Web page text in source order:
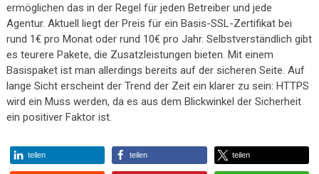
ermöglichen das in der Regel für jeden Betreiber und jede
Agentur. Aktuell liegt der Preis für ein Basis-SSL-Zertifikat bei
rund 1€ pro Monat oder rund 10€ pro Jahr. Selbstverständlich gibt
es teurere Pakete, die Zusatzleistungen bieten. Mit einem
Basispaket ist man allerdings bereits auf der sicheren Seite. Auf
lange Sicht erscheint der Trend der Zeit ein klarer zu sein: HTTPS
wird ein Muss werden, da es aus dem Blickwinkel der Sicherheit
ein positiver Faktor ist.
teilen teilen teilen